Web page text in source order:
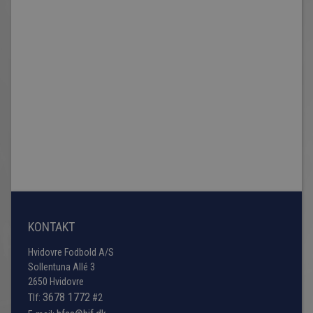
KONTAKT
Hvidovre Fodbold A/S
Sollentuna Allé 3
2650 Hvidovre
Tlf: 3678 1772 #2